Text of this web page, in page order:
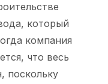
который
компания
что весь
поскольку